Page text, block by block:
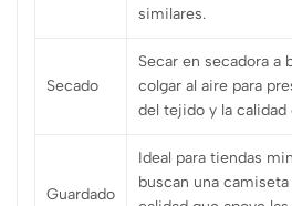
similares.
Secado
Secar en secadora a
colgar al aire para
del tejido y la
Guardado
Ideal para tiendas
buscan una